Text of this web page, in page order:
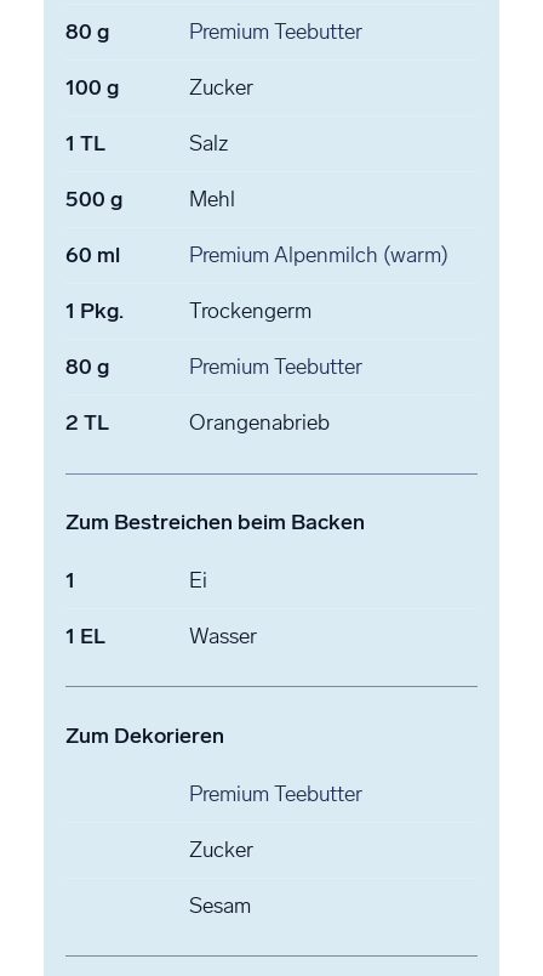
80 g Premium Teebutter
100 g Zucker
1 TL Salz
500 g Mehl
60 ml Premium Alpenmilch (warm)
1 Pkg. Trockengerm
80 g Premium Teebutter
2 TL Orangenabrieb
Zum Bestreichen beim Backen
1 Ei
1 EL Wasser
Zum Dekorieren
Premium Teebutter
Zucker
Sesam